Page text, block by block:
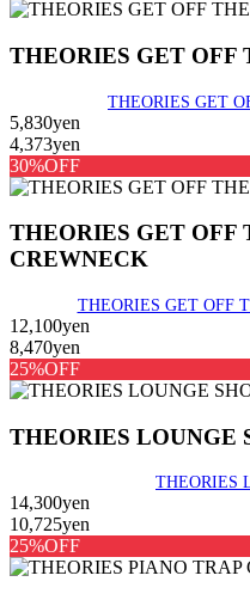
THEORIES GET OFF
THEORIES GET
5,830yen
4,373yen
30%OFF
THEORIES GET OFF
CREWNECK
THEORIES GET OFF
12,100yen
8,470yen
25%OFF
THEORIES LOUNGE
THEORIES
14,300yen
10,725yen
25%OFF